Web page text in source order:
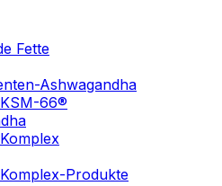
Fette
Ashwagandha
66®
Produkte